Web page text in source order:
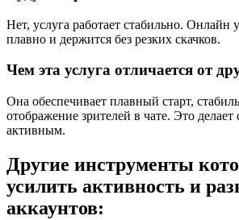
Нет, услуга работает стабильно. Онлайн
плавно и держится без резких скачков.
Чем эта услуга отличается от
Она обеспечивает плавный старт,
отображение зрителей в чате. Это делает
активным.
Другие инструменты
усилить активность и
аккаунтов: